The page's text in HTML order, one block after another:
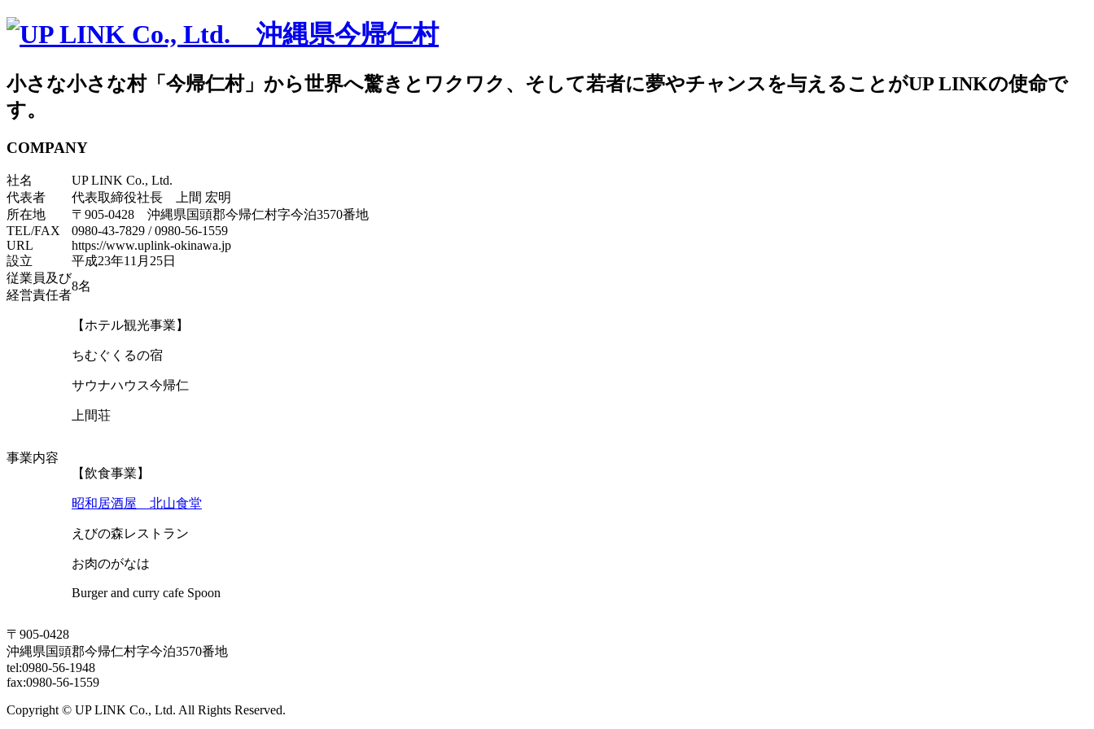
小さな小さな村「今帰仁村」から世界へ驚きとワクワク、そして若者に夢やチャンスを与えることがUP LINKの使命で
す。
COMPANY
社名
UP LINK Co., Ltd.
代表者
代表取締役社長 上間 宏明
所在地
〒905-0428 沖縄県国頭郡今帰仁村字今泊3570番地
TEL/FAX
0980-43-7829 /0980-56-1559
URL
https://www.uplink-okinawa.jp
設立
平成23年11月25日
従業員及び
経営責任者
8名
事業内容
【ホテル観光事業】
ちむぐくるの宿
サウナハウス今帰仁
上間荘
【飲食事業】
昭和居酒屋 北山食堂
えびの森レストラン
お肉のがなは
Burger and curry cafe Spoon
〒905-0428
沖縄県国頭郡今帰仁村字今泊3570番地
tel:0980-56-1948
fax:0980-56-1559
Copyright © UP LINK Co., Ltd. All Rights Reserved.